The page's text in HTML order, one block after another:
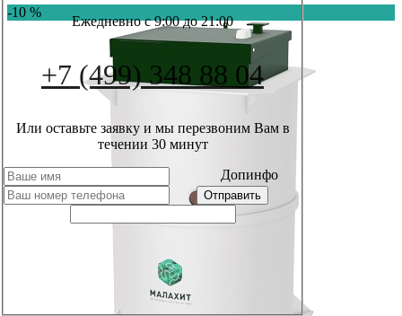
-10 %
Ежедневно с 9:00 до 21:00
+7 (499) 348 88 04
Или оставьте заявку и мы перезвоним Вам в
течении 30 минут
Допинфо